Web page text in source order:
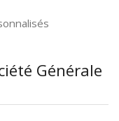
Générale